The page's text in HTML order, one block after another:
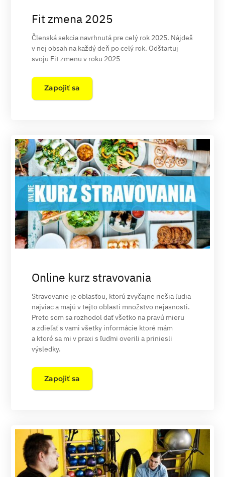
Fit zmena 2025
Členská sekcia navrhnutá pre celý rok 2025. Nájdeš
v nej obsah na každý deň po celý rok. Odštartuj
svoju Fit zmenu v roku 2025
Zapojiť sa
Online kurz stravovania
Stravovanie je oblasťou, ktorú zvyčajne riešia ľudia
najviac a majú v tejto oblasti množstvo nejasnosti.
Preto som sa rozhodol dať všetko na pravú mieru
a zdieľať s vami všetky informácie ktoré mám
a ktoré sa mi v praxi s ľuďmi overili a priniesli
výsledky.
Zapojiť sa